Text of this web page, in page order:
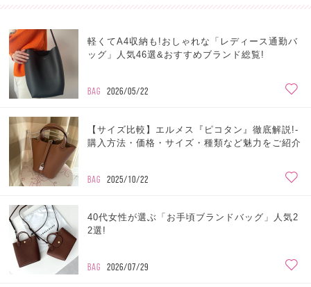
軽くてA4収納も!おしゃれな「レディース通勤バ
ッグ」人気46選&おすすめブランド総覧!
BAG 2026/05/22
【サイズ比較】エルメス『ピコタン』徹底解説!-
購入方法・価格・サイズ・種類など魅力をご紹介
BAG 2025/10/22
40代女性が選ぶ「お手頃ブランドバッグ」人気2
2選!
BAG 2026/07/29